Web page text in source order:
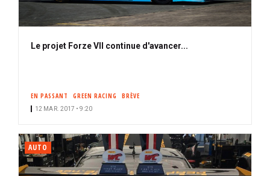
Le projet Forze VII continue d'avancer...
EN PASSANT GREEN RACING BRÈVE
12 MAR. 2017 • 9:20
AUTO